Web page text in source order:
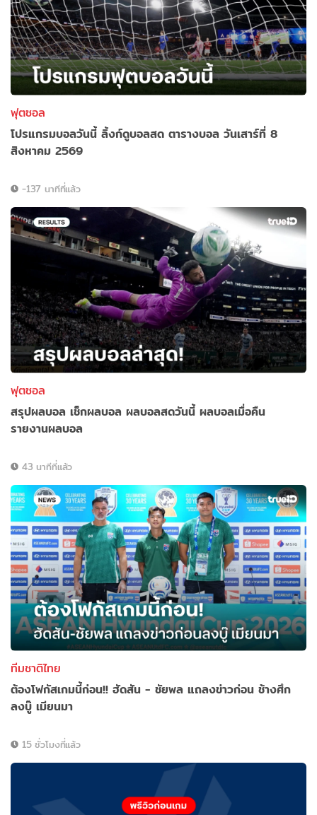
ฟุตซอล
โปรแกรมบอลวันนี้ ลิ้งก์ดูบอลสด ตารางบอล วันเสาร์ที่ 8
สิงหาคม 2569
-137 นาทีที่แล้ว
ฟุตซอล
สรุปผลบอล เช็กผลบอล ผลบอลสดวันนี้ ผลบอลเมื่อคืน
รายงานผลบอล
43 นาทีที่แล้ว
ทีมชาติไทย
ต้องโฟกัสเกมนี้ก่อน!! ฮัดสัน - ชัยพล แถลงข่าวก่อน ช้างศึก
ลงบู๊ เมียนมา
15 ชั่วโมงที่แล้ว